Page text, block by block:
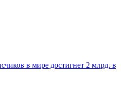
в мире достигнет 2 млрд. в